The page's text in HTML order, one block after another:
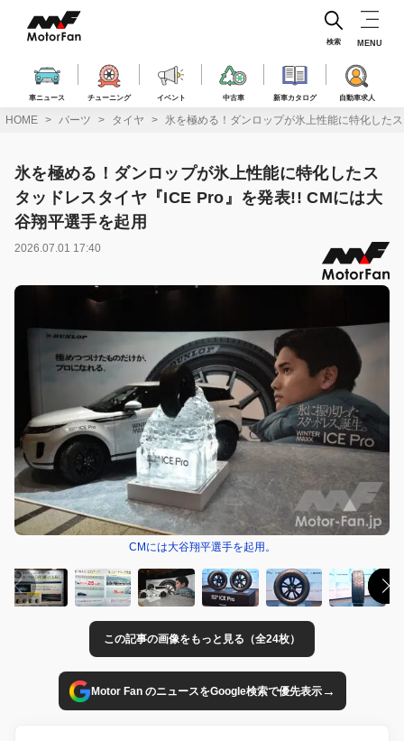
ス
車ニュース チューニング イベント 中古車 新車カタログ 自動車求人
検索 MENU
HOME パーツ タイヤ 氷を極める！ダンロップが氷上性能に特化した
氷を極める！ダンロップが氷上性能に特化したス
タッドレスタイヤ『ICE Pro』を発表!! CMには大
谷翔平選手を起用
2026.07.01 17:40
CMには大谷翔平選手を起用。
この記事の画像をもっと見る（全24枚）
Motor Fan のニュースをGoogle検索で優先表示→